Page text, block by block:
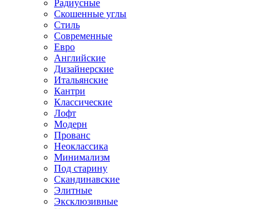
Радиусные
Скошенные углы
Стиль
Современные
Евро
Английские
Дизайнерские
Итальянские
Кантри
Классические
Лофт
Модерн
Прованс
Неоклассика
Минимализм
Под старину
Скандинавские
Элитные
Эксклюзивные